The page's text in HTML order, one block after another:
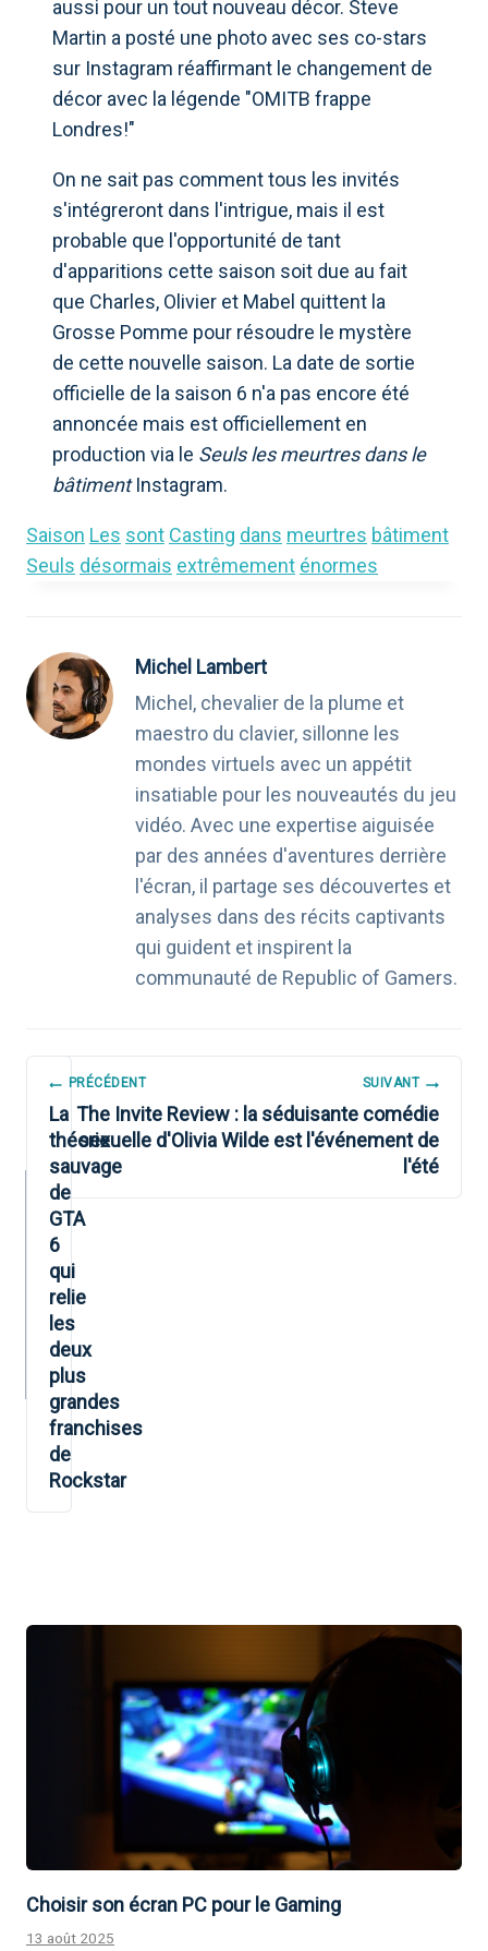
aussi pour un tout nouveau décor. Steve
Martin a posté une photo avec ses co-stars
sur Instagram réaffirmant le changement de
décor avec la légende "OMITB frappe
Londres!"
On ne sait pas comment tous les invités
s'intégreront dans l'intrigue, mais il est
probable que l'opportunité de tant
d'apparitions cette saison soit due au fait
que Charles, Olivier et Mabel quittent la
Grosse Pomme pour résoudre le mystère
de cette nouvelle saison. La date de sortie
officielle de la saison 6 n'a pas encore été
annoncée mais est officiellement en
production via le Seuls les meurtres dans le
bâtimentInstagram.
Saison Les sont Casting dans meurtres bâtiment
Seuls désormais extrêmement énormes
Michel Lambert
Michel, chevalier de la plume et
maestro du clavier, sillonne les
mondes virtuels avec un appétit
insatiable pour les nouveautés du jeu
vidéo. Avec une expertise aiguisée
par des années d'aventures derrière
l'écran, il partage ses découvertes et
analyses dans des récits captivants
qui guident et inspirent la
communauté de Republic of Gamers.
NAVIGATION
DE
L’ARTICLE
PRÉCÉDENT
La
théorie
sauvage
de
GTA
6
qui
relie
les
deux
plus
grandes
franchises
de
Rockstar
SUIVANT
The Invite Review : la séduisante comédie
sexuelle d'Olivia Wilde est l'événement de
l'été
Choisir son écran PC pour le Gaming
13 août 2025